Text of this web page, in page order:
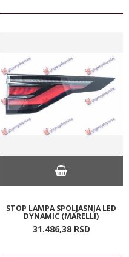
STOP LAMPA SPOLJASNJA LED
DYNAMIC (MARELLI)
31.486,38 RSD